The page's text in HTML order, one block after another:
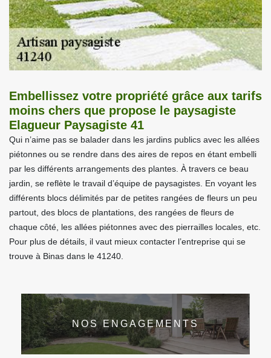
Embellissez votre propriété grâce aux tarifs
moins chers que propose le paysagiste
Elagueur Paysagiste 41
Qui n’aime pas se balader dans les jardins publics avec les allées
piétonnes ou se rendre dans des aires de repos en étant embelli
par les différents arrangements des plantes. À travers ce beau
jardin, se reflète le travail d’équipe de paysagistes. En voyant les
différents blocs délimités par de petites rangées de fleurs un peu
partout, des blocs de plantations, des rangées de fleurs de
chaque côté, les allées piétonnes avec des pierrailles locales, etc.
Pour plus de détails, il vaut mieux contacter l’entreprise qui se
trouve à Binas dans le 41240.
NOS ENGAGEMENTS